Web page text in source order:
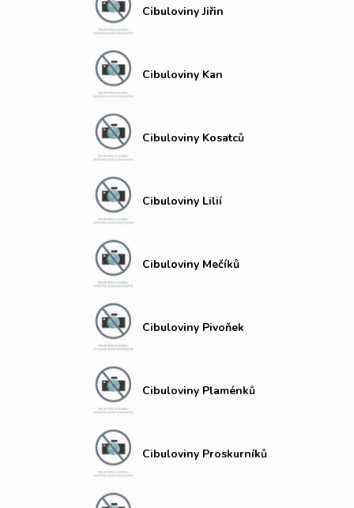
Cibuloviny Jiřin
Cibuloviny Kan
Cibuloviny Kosatců
Cibuloviny Lilií
Cibuloviny Mečíků
Cibuloviny Pivoňek
Cibuloviny Plaménků
Cibuloviny Proskurníků